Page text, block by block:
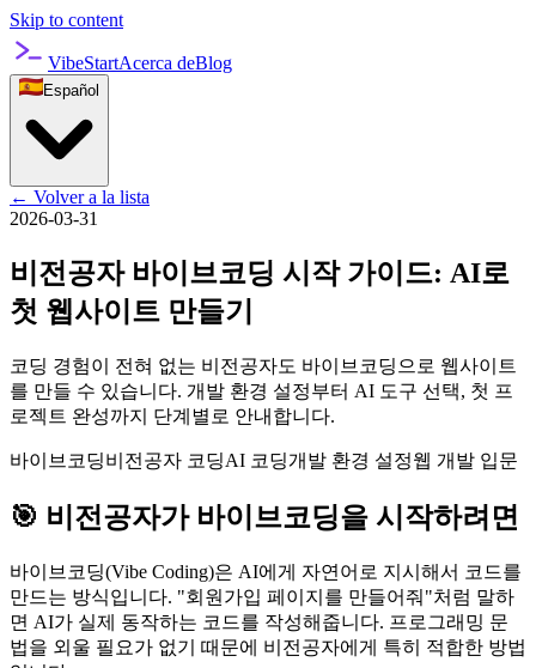
Skip to content
VibeStartAcerca deBlog
Español
← Volver a la lista
2026-03-31
비전공자 바이브코딩 시작 가이드: AI로
첫 웹사이트 만들기
코딩 경험이 전혀 없는 비전공자도 바이브코딩으로 웹사이트
를 만들 수 있습니다. 개발 환경 설정부터 AI 도구 선택, 첫 프
로젝트 완성까지 단계별로 안내합니다.
바이브코딩비전공자 코딩AI 코딩개발 환경 설정웹 개발 입문
🎯 비전공자가 바이브코딩을 시작하려면
바이브코딩(Vibe Coding)은 AI에게 자연어로 지시해서 코드를
만드는 방식입니다. "회원가입 페이지를 만들어줘"처럼 말하
면 AI가 실제 동작하는 코드를 작성해줍니다. 프로그래밍 문
법을 외울 필요가 없기 때문에 비전공자에게 특히 적합한 방법